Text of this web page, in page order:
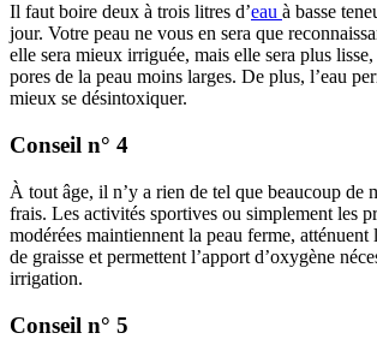
Il faut boire deux à trois litres d’eau à basse
jour. Votre peau ne vous en sera que
elle sera mieux irriguée, mais elle sera plus
pores de la peau moins larges. De plus, l’eau
mieux se désintoxiquer.
Conseil n° 4
À tout âge, il n’y a rien de tel que beaucoup de
frais. Les activités sportives ou simplement les
modérées maintiennent la peau ferme, atténuent
de graisse et permettent l’apport d’oxygène
irrigation.
Conseil n° 5